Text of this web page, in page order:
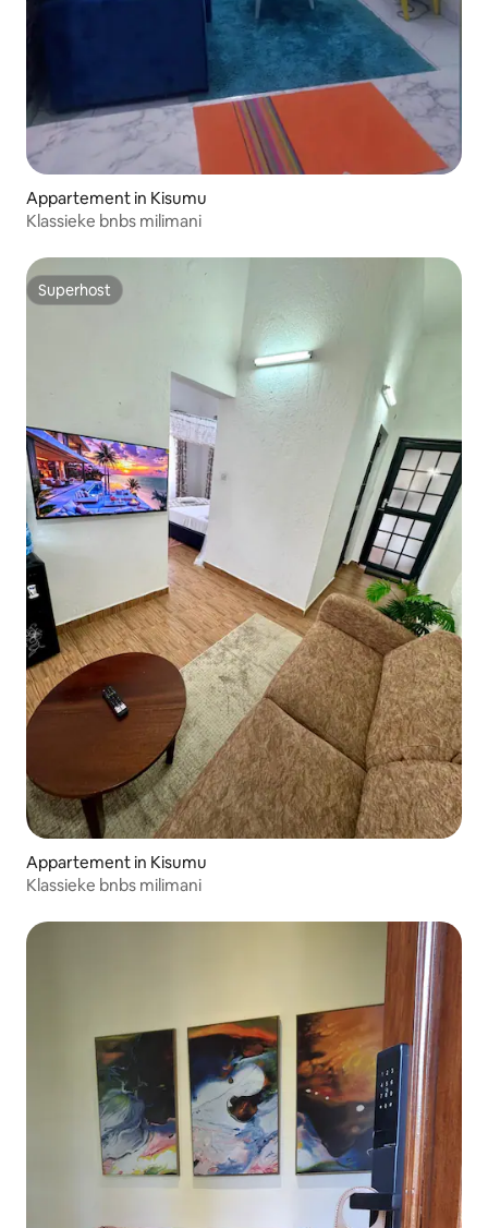
Appartement in Kisumu
Klassieke bnbs milimani
Superhost
Superhost
Appartement in Kisumu
Klassieke bnbs milimani